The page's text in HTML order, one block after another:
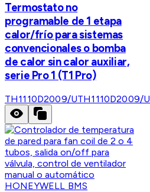
Termostato no
programable de 1 etapa
calor/frío para sistemas
convencionales o bomba
de calor sin calor auxiliar,
serie Pro 1 (T1 Pro)
TH1110D2009/UTH1110D2009/U
HONEYWELL BMS